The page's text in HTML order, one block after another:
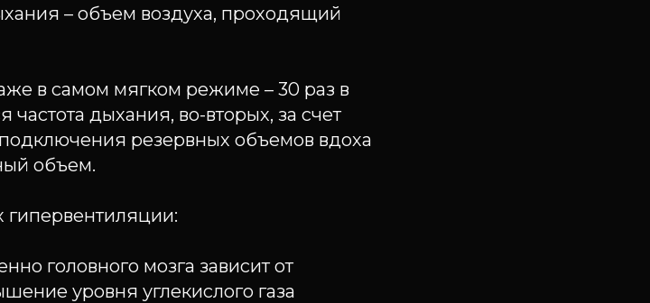
– объем воздуха, проходящий
в самом мягком режиме – 30 раз в
частота дыхания, во-вторых, за счет
резервных объемов вдоха
объем.
гипервентиляции:
головного мозга зависит от
уровня углекислого газа